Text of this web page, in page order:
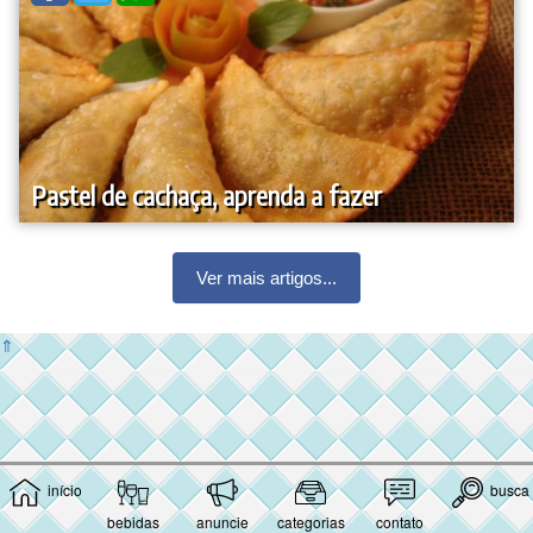
início
bebidas
anuncie categorias contato
busca
Pastel de cachaça, aprenda a fazer
Ver mais artigos...
⇑